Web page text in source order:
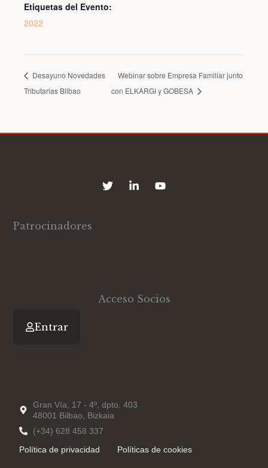
Etiquetas del Evento:
2022
Desayuno Novedades
Tributarias Bilbao
Webinar sobre Empresa Familiar junto
con ELKARGI y GOBESA
T
L
n
Y
Patrocinadores
Acceso Socios
Entrar
Gran Vía, 17 - 4º, dpto. 403
48001 Bilbao, Bizkaia
(+34) 628 458 337
Política de privacidad
Políticas de cookies